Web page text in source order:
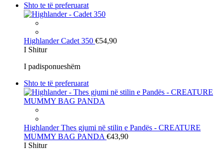
Shto te të preferuarat
Highlander Cadet 350 €54,90
I Shitur
I padisponueshëm
Shto te të preferuarat
Highlander Thes gjumi në stilin e Pandës - CREATURE
MUMMY BAG PANDA €43,90
I Shitur